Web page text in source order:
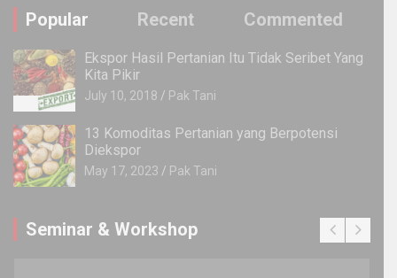
Popular Recent Commented
Ekspor Hasil Pertanian Itu Tidak Seribet Yang
Kita Pikir
July 10, 2018 Pak Tani
13 Komoditas Pertanian yang Berpotensi
Diekspor
May 17, 2023 Pak Tani
Seminar & Workshop